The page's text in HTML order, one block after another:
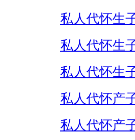
私人代怀生
私人代怀生
私人代怀生
私人代怀产
私人代怀产